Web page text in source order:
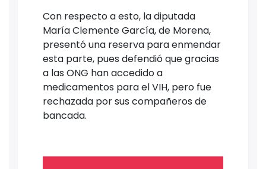
Con respecto a esto, la diputada
María Clemente García, de Morena,
presentó una reserva para enmendar
esta parte, pues defendió que gracias
a las ONG han accedido a
medicamentos para el VIH, pero fue
rechazada por sus compañeros de
bancada.